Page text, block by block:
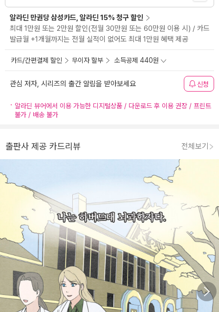
알라딘 만권당 삼성카드, 알라딘 15% 청구 할인
최대 1만원 또는 2만원 할인(전월 30만원 또는 60만원 이용 시) / 카드
발급월 +1개월까지는 전월 실적이 없어도 최대 1만원 혜택 제공
카드/간편결제 할인 무이자 할부 소득공제 440원
관심 저자, 시리즈의 출간 알림을 받아보세요 신청
알라딘 뷰어에서 이용 가능한 디지털상품 / 다운로드 후 이용 권장 / 프린트
불가 / 배송 불가
출판사 제공 카드리뷰 전체보기